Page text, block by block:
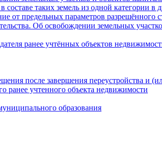
составе таких земель из одной категории
от предельных параметров разрешённого
Об освобождении земельных
ранее учтённых объектов
после завершения переустройства и
ранее учтенного объекта недвижимости
образования